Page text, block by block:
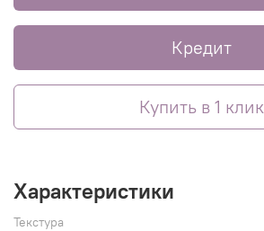
Кредит
Купить в 1 клик
Характеристики
Текстура